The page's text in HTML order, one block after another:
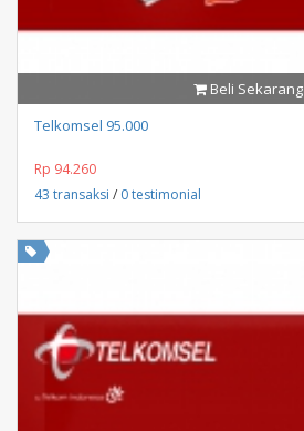
Beli Sekarang
Telkomsel 95.000
Rp 94.260
43 transaksi / 0 testimonial